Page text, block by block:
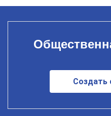
Создать